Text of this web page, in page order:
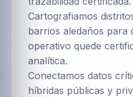
Cartografiamos
barrios aledaños para
operativo quede
analítica.
Conectamos datos
híbridas públicas y